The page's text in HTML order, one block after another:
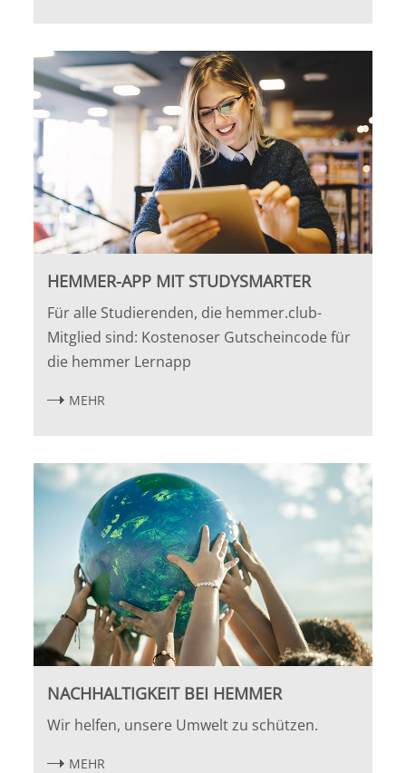
HEMMER-APP MIT STUDYSMARTER
Für alle Studierenden, die hemmer.club-
Mitglied sind: Kostenoser Gutscheincode für
die hemmer Lernapp
MEHR
NACHHALTIGKEIT BEI HEMMER
Wir helfen, unsere Umwelt zu schützen.
MEHR